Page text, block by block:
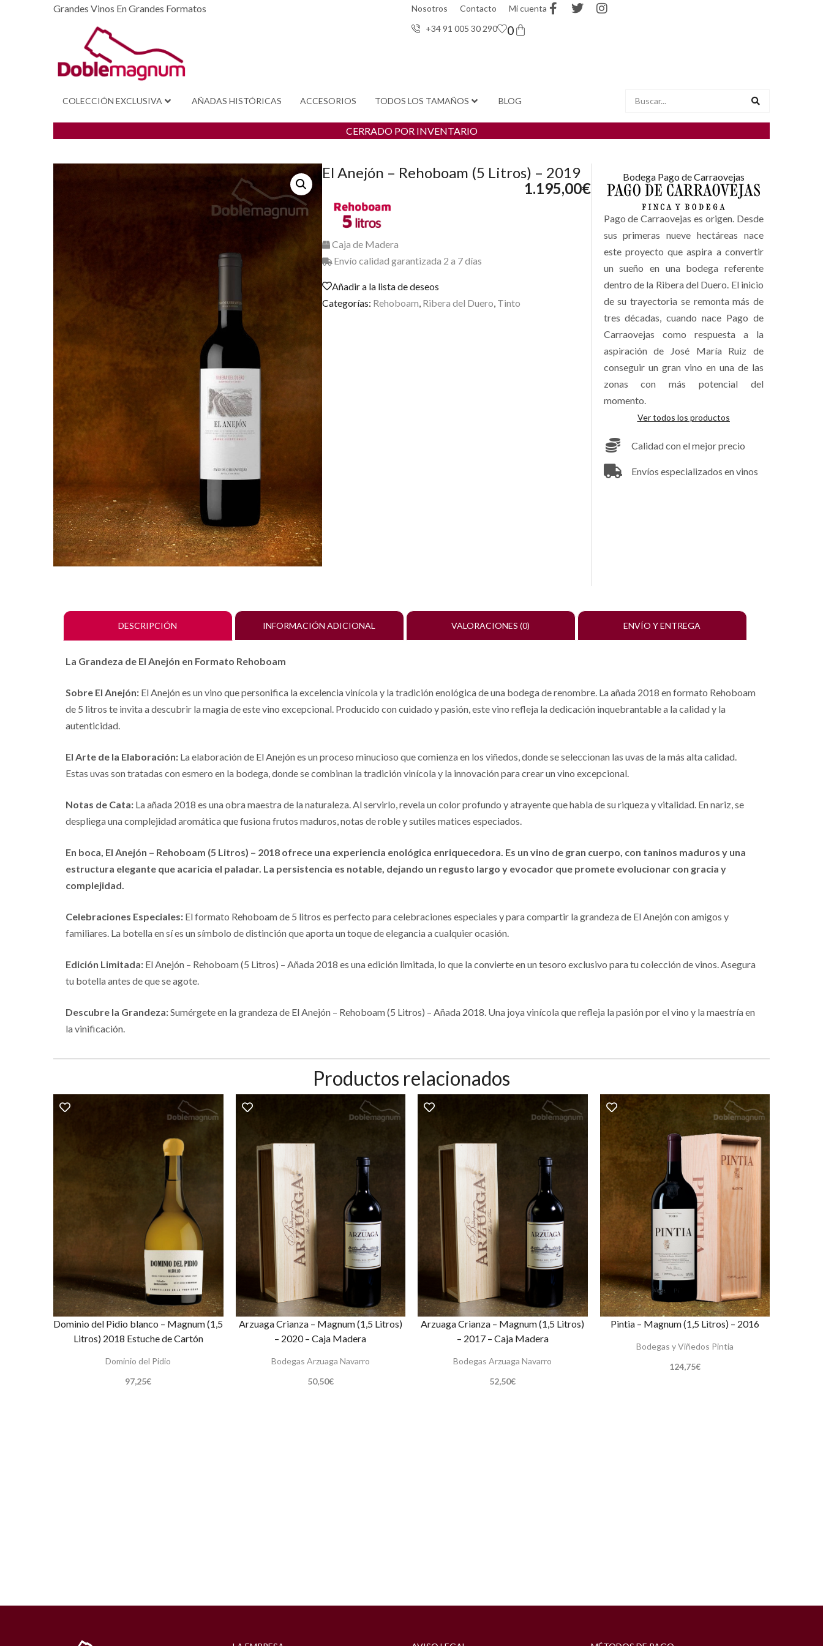
Grandes Vinos En Grandes Formatos Nosotros Contacto
Mi cuenta
+34 91 005 30 290 0
COLECCIÓN EXCLUSIVA AÑADAS HISTÓRICAS ACCESORIOS TODOS LOS TAMAÑOS BLOG
CERRADO POR INVENTARIO
El Anejón – Rehoboam (5 Litros) – 2019
1.195,00€
Caja de Madera
Envío calidad garantizada 2 a 7 días
Añadir a la lista de deseos
Categorías: Rehoboam Ribera del Duero Tinto
Bodega Pago de Carraovejas
Pago de Carraovejas es origen. Desde
sus primeras nueve hectáreas nace
este proyecto que aspira a convertir
un sueño en una bodega referente
dentro de la Ribera del Duero. El inicio
de su trayectoria se remonta más de
tres décadas, cuando nace Pago de
Carraovejas como respuesta a la
aspiración de José María Ruiz de
conseguir un gran vino en una de las
zonas con más potencial del
momento.
Ver todos los productos
Calidad con el mejor precio
Envíos especializados en vinos
DESCRIPCIÓN INFORMACIÓN ADICIONAL VALORACIONES (0) ENVÍO Y ENTREGA
La Grandeza de El Anejón en Formato Rehoboam
Sobre El Anejón: El Anejón es un vino que personifica la excelencia vinícola y la tradición enológica de una bodega de renombre. La añada 2018 en formato Rehoboam
de 5 litros te invita a descubrir la magia de este vino excepcional. Producido con cuidado y pasión, este vino refleja la dedicación inquebrantable a la calidad y la
autenticidad.
El Arte de la Elaboración: La elaboración de El Anejón es un proceso minucioso que comienza en los viñedos, donde se seleccionan las uvas de la más alta calidad.
Estas uvas son tratadas con esmero en la bodega, donde se combinan la tradición vinícola y la innovación para crear un vino excepcional.
Notas de Cata: La añada 2018 es una obra maestra de la naturaleza. Al servirlo, revela un color profundo y atrayente que habla de su riqueza y vitalidad. En nariz, se
despliega una complejidad aromática que fusiona frutos maduros, notas de roble y sutiles matices especiados.
En boca, El Anejón – Rehoboam (5 Litros) – 2018 ofrece una experiencia enológica enriquecedora. Es un vino de gran cuerpo, con taninos maduros y una
estructura elegante que acaricia el paladar. La persistencia es notable, dejando un regusto largo y evocador que promete evolucionar con gracia y
complejidad.
Celebraciones Especiales: El formato Rehoboam de 5 litros es perfecto para celebraciones especiales y para compartir la grandeza de El Anejón con amigos y
familiares. La botella en sí es un símbolo de distinción que aporta un toque de elegancia a cualquier ocasión.
Edición Limitada: El Anejón – Rehoboam (5 Litros) – Añada 2018 es una edición limitada, lo que la convierte en un tesoro exclusivo para tu colección de vinos. Asegura
tu botella antes de que se agote.
Descubre la Grandeza:Sumérgete en la grandeza de El Anejón – Rehoboam (5 Litros) – Añada 2018. Una joya vinícola que refleja la pasión por el vino y la maestría en
la vinificación.
Productos relacionados
Dominio del Pidio blanco – Magnum (1,5
Litros) 2018 Estuche de Cartón
Dominio del Pidio
97,25€
Arzuaga Crianza – Magnum (1,5 Litros)
– 2020 – Caja Madera
Bodegas Arzuaga Navarro
50,50€
Arzuaga Crianza – Magnum (1,5 Litros)
– 2017 – Caja Madera
Bodegas Arzuaga Navarro
52,50€
Pintia – Magnum (1,5 Litros) – 2016
Bodegas y Viñedos Pintia
124,75€